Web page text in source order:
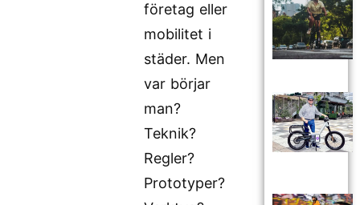
företag eller
mobilitet i
städer. Men
var börjar
man?
Teknik?
Regler?
Prototyper?